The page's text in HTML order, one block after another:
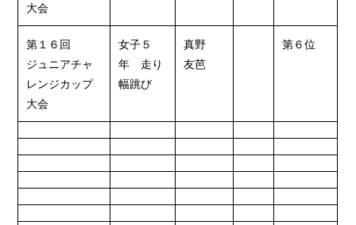
大会
第１６回
ジュニアチャ
レンジカップ
大会
女子５
年 走り
幅跳び
真野
友芭
第６位